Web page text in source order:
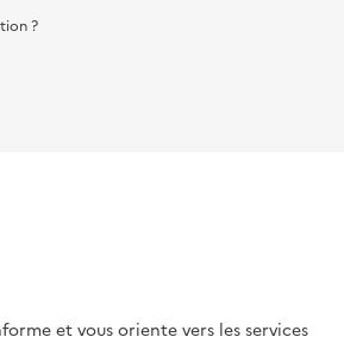
?
et vous oriente vers les services